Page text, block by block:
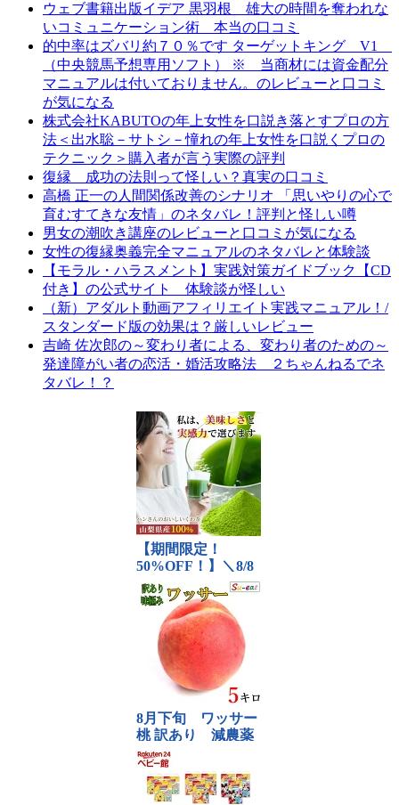
ウェブ書籍出版イデア 黒羽根 雄大の時間を奪われな
いコミュニケーション術 本当の口コミ
的中率はズバリ約７０％です ターゲットキング V1
（中央競馬予想専用ソフト） ※ 当商材には資金配分
マニュアルは付いておりません。のレビューと口コミ
が気になる
株式会社KABUTOの年上女性を口説き落とすプロの方
法＜出水聡－サトシ－憧れの年上女性を口説くプロの
テクニック＞購入者が言う実際の評判
復縁 成功の法則って怪しい？真実の口コミ
高橋 正一の人間関係改善のシナリオ 「思いやりの心で
育むすてきな友情」のネタバレ！評判と怪しい噂
男女の潮吹き講座のレビューと口コミが気になる
女性の復縁奥義完全マニュアルのネタバレと体験談
【モラル・ハラスメント】実践対策ガイドブック【CD
付き】の公式サイト 体験談が怪しい
（新）アダルト動画アフィリエイト実践マニュアル！/
スタンダード版の効果は？厳しいレビュー
吉崎 佐次郎の～変わり者による、変わり者のための～
発達障がい者の恋活・婚活攻略法 ２ちゃんねるでネ
タバレ！？